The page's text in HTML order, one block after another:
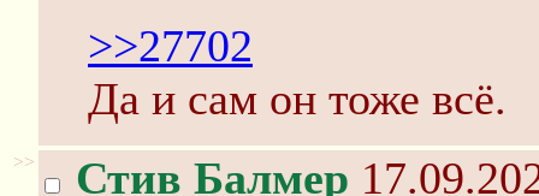
>>27702
Да и сам он тоже всё.
>> Стив Балмер